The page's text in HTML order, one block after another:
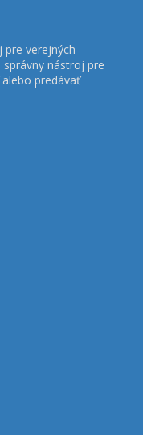
pre verejných
nástroj pre
predávať